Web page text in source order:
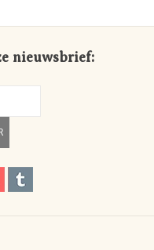
nieuwsbrief: